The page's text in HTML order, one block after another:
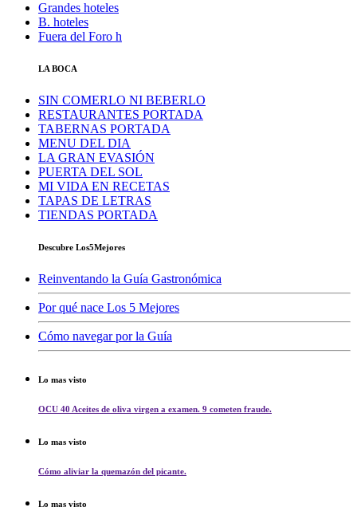
Grandes hoteles
B. hoteles
Fuera del Foro h
LA BOCA
SIN COMERLO NI BEBERLO
RESTAURANTES PORTADA
TABERNAS PORTADA
MENU DEL DIA
LA GRAN EVASIÓN
PUERTA DEL SOL
MI VIDA EN RECETAS
TAPAS DE LETRAS
TIENDAS PORTADA
Descubre Los5Mejores
Reinventando la Guía Gastronómica
Por qué nace Los 5 Mejores
Cómo navegar por la Guía
Lo mas visto
OCU 40 Aceites de oliva virgen a examen. 9 cometen fraude.
Lo mas visto
Cómo aliviar la quemazón del picante.
Lo mas visto